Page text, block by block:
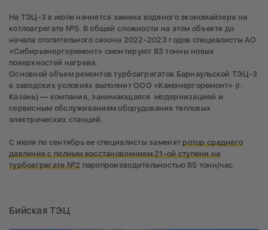
На ТЭЦ-3 в июле начнется замена водяного экономайзера на
котлоагрегате №5. В общей сложности на этом объекте до
начала отопительного сезона 2022-2023 годов специалисты АО
«Сибирьэнергоремонт» смонтируют 83 тонны новых
поверхностей нагрева.
Основной объем ремонтов турбоагрегатов Барнаульской ТЭЦ-3
в заводских условиях выполнит ООО «Камэнергоремонт» (г.
Казань) — компания, занимающаяся модернизацией и
сервисным обслуживанием оборудования тепловых
электрических станций.
С июля по сентябрь ее специалисты заменятротор среднего
давления с полным восстановлением 21-ой ступени на
турбоагрегате №2 паропроизводительностью 85 тонн/час.
Бийская ТЭЦ